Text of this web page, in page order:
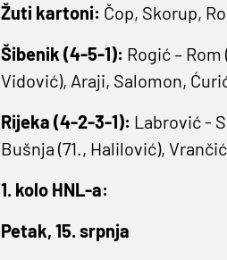
Žuti kartoni: Čop, Skorup,
Šibenik (4-5-1): Rogić – Rom
Vidović), Araji, Salomon,
Rijeka (4-2-3-1): Labrović -
Bušnja (71., Halilović),
1. kolo HNL-a:
Petak, 15. srpnja